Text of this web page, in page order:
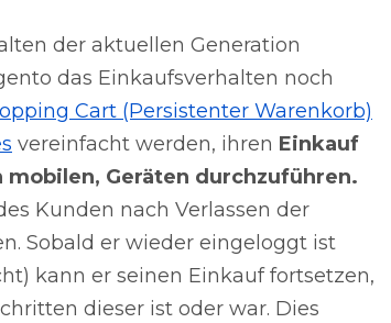
der aktuellen Generation
das Einkaufsverhalten noch
Cart (Persistenter Warenkorb)
vereinfacht werden, ihren Einkauf
Geräten durchzuführen.
Kunden nach Verlassen der
Sobald er wieder eingeloggt ist
kann er seinen Einkauf fortsetzen,
dieser ist oder war. Dies